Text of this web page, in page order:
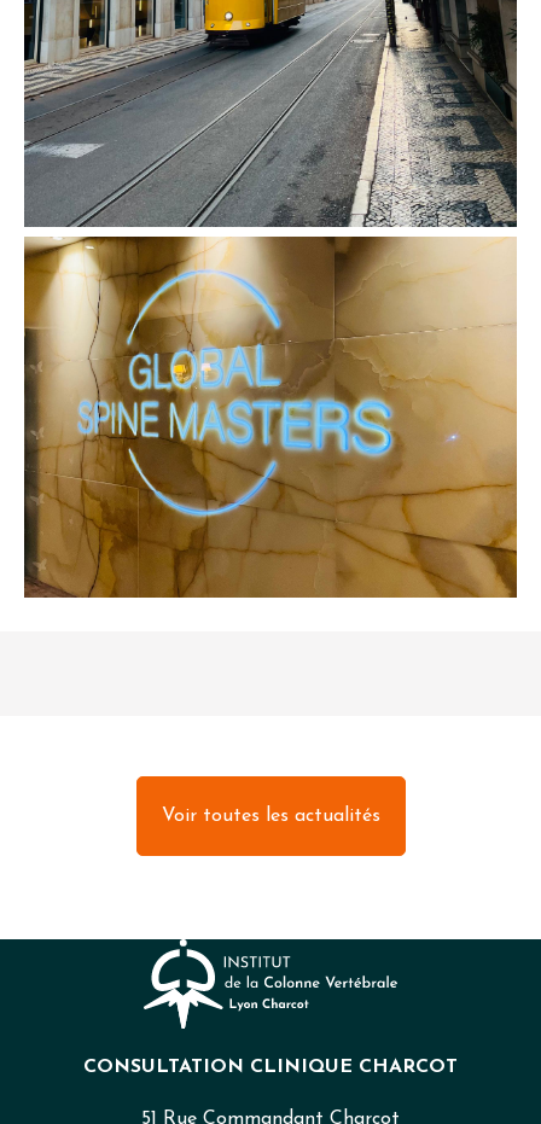
Voir toutes les actualités
CONSULTATION CLINIQUE CHARCOT
51 Rue Commandant Charcot